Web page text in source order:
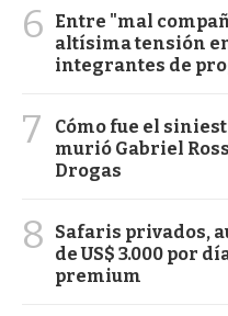
6
Entre "mal
altísima tensión
integrantes de
7
Cómo fue el
murió Gabriel
Drogas
8
Safaris privados,
de US$ 3.000 por
premium